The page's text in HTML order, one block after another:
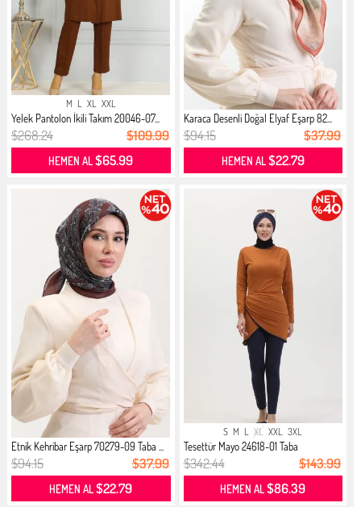
M L XL XXL
Yelek Pantolon İkili Takım 20046-07...
$268.24 $109.99
HEMEN AL$65.99
Karaca Desenli Doğal Elyaf Eşarp 82...
$94.15 $37.99
HEMEN AL$22.79
Etnik Kehribar Eşarp 70279-09 Taba ...
$94.15 $37.99
HEMEN AL$22.79
S M L XL XXL 3XL
Tesettür Mayo 24618-01 Taba
$342.44 $143.99
HEMEN AL$86.39